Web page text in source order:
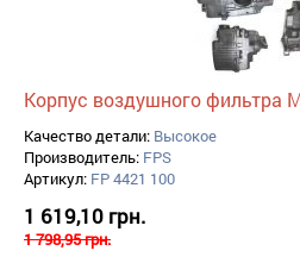
Корпус воздушного фильтра
Качество детали: Высокое
Производитель: FPS
Артикул: FP 4421 100
1 619,10 грн.
1 798,95 грн.